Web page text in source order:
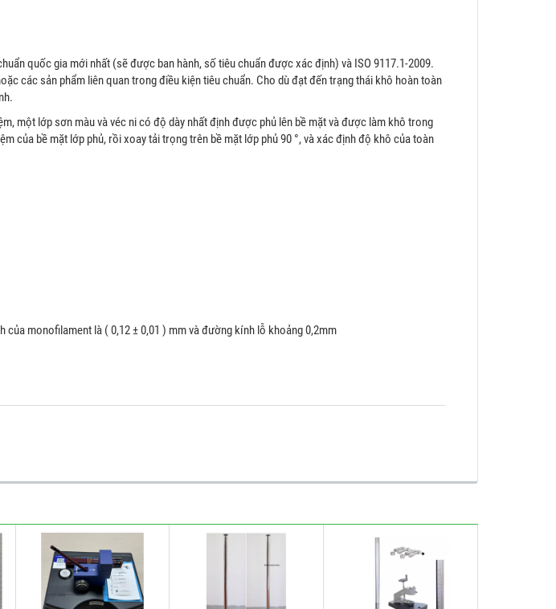
quốc gia mới nhất (sẽ được ban hành, số tiêu chuẩn được xác định) và ISO 9117.1-2009.
các sản phẩm liên quan trong điều kiện tiêu chuẩn. Cho dù đạt đến trạng thái khô hoàn toàn
một lớp sơn màu và véc ni có độ dày nhất định được phủ lên bề mặt và được làm khô trong
của bề mặt lớp phủ, rồi xoay tải trọng trên bề mặt lớp phủ 90 °, và xác định độ khô của toàn
monofilament là ( 0,12 ± 0,01 ) mm và đường kính lỗ khoảng 0,2mm